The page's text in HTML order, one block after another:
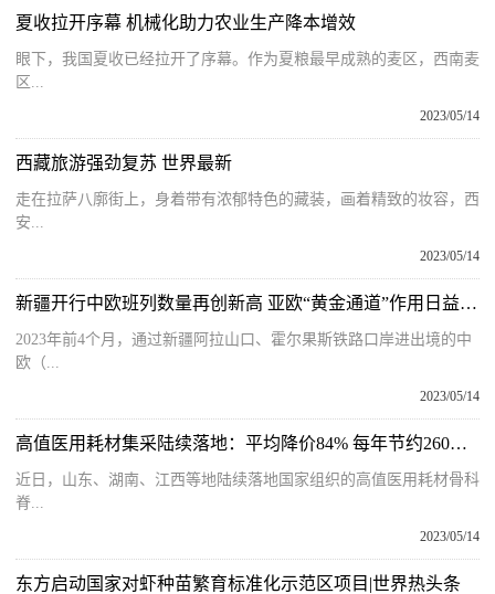
夏收拉开序幕 机械化助力农业生产降本增效
眼下，我国夏收已经拉开了序幕。作为夏粮最早成熟的麦区，西南麦
区...
2023/05/14
西藏旅游强劲复苏 世界最新
走在拉萨八廓街上，身着带有浓郁特色的藏装，画着精致的妆容，西
安...
2023/05/14
新疆开行中欧班列数量再创新高 亚欧“黄金通道”作用日益突显|环球速读
2023年前4个月，通过新疆阿拉山口、霍尔果斯铁路口岸进出境的中
欧（...
2023/05/14
高值医用耗材集采陆续落地：平均降价84% 每年节约260亿元
近日，山东、湖南、江西等地陆续落地国家组织的高值医用耗材骨科
脊...
2023/05/14
东方启动国家对虾种苗繁育标准化示范区项目|世界热头条